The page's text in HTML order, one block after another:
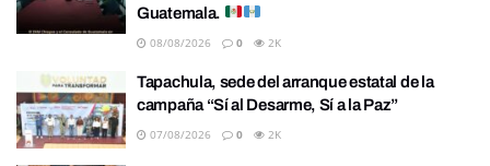
Guatemala.
08/08/2026 0 2K
Tapachula, sede del arranque estatal de la
campaña “Sí al Desarme, Sí a la Paz”
07/08/2026 0 2K